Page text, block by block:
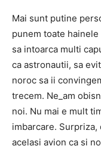
Mai sunt putine
punem toate
sa intoarca multi
ca astronautii, sa
noroc sa ii
trecem. Ne_am
noi. Nu mai e mult
imbarcare.
acelasi avion ca si